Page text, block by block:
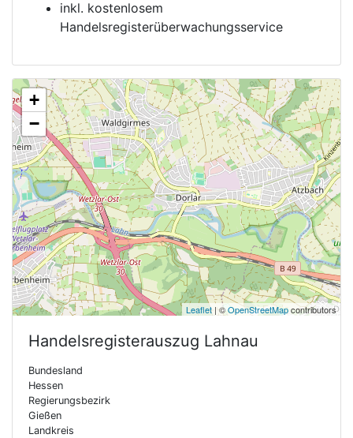
inkl. kostenlosem
Handelsregisterüberwachungsservice
+
−
Leaflet | ©OpenStreetMapcontributors
Handelsregisterauszug Lahnau
Bundesland
Hessen
Regierungsbezirk
Gießen
Landkreis